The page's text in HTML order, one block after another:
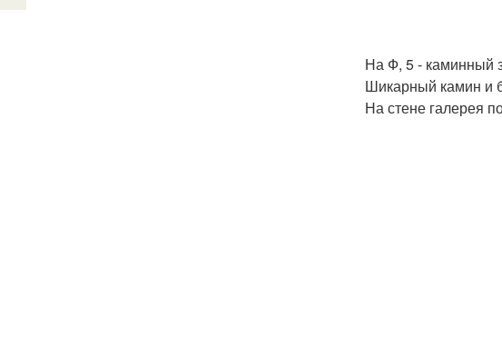
На Ф, 5 - каминный
Шикарный камин и
На стене галерея